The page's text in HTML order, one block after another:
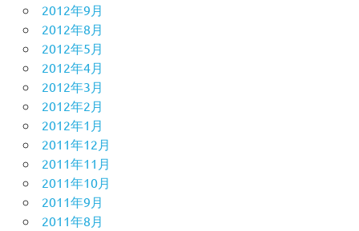
2012年9月
2012年8月
2012年5月
2012年4月
2012年3月
2012年2月
2012年1月
2011年12月
2011年11月
2011年10月
2011年9月
2011年8月